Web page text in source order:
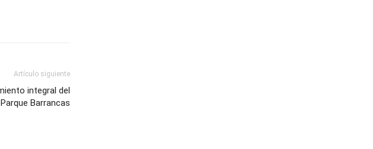
Artículo siguiente
integral del
Barrancas